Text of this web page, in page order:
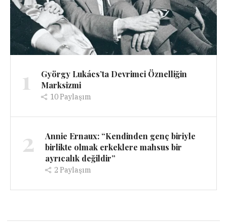
1
György Lukács’ta Devrimci Öznelliğin
Marksizmi
10Paylaşım
2
Annie Ernaux: “Kendinden genç biriyle
birlikte olmak erkeklere mahsus bir
ayrıcalık değildir”
2 Paylaşım